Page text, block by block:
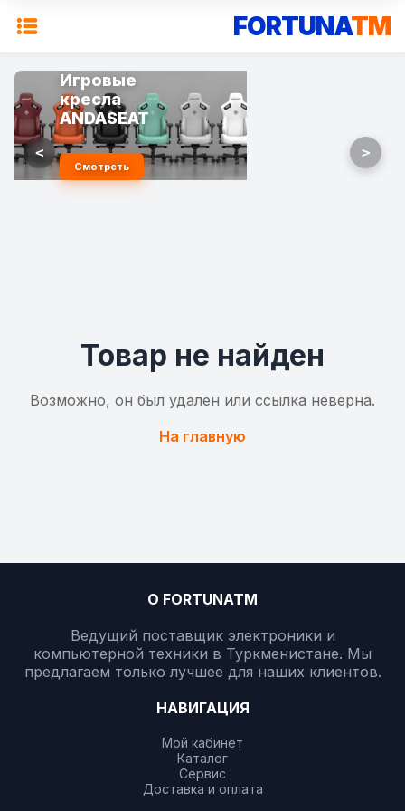
FORTUNATM
Игровые
кресла
ANDASEAT
Смотреть
< >
Товар не найден
Возможно, он был удален или ссылка неверна.
На главную
О FORTUNATM
Ведущий поставщик электроники и
компьютерной техники в Туркменистане. Мы
предлагаем только лучшее для наших клиентов.
НАВИГАЦИЯ
Мой кабинет
Каталог
Сервис
Доставка и оплата